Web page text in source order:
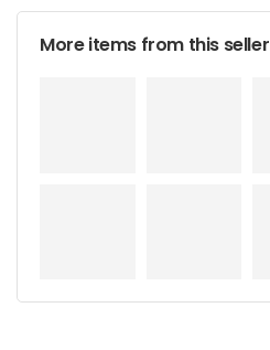
More items from this seller